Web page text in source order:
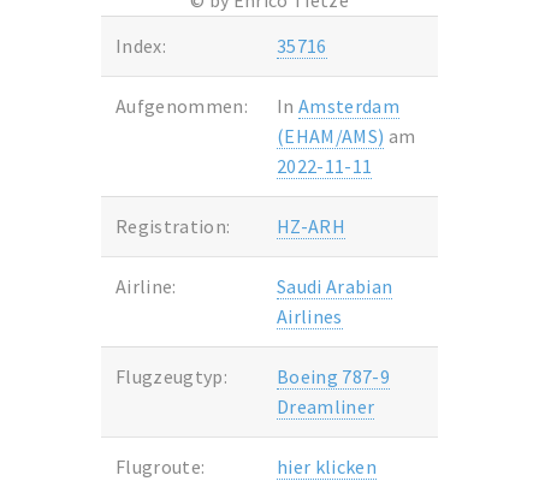
Index:
35716
Aufgenommen: In Amsterdam
(EHAM/AMS) am
2022-11-11
Registration: HZ-ARH
Airline:
Saudi Arabian
Airlines
Flugzeugtyp:
Boeing 787-9
Dreamliner
Flugroute: hier klicken